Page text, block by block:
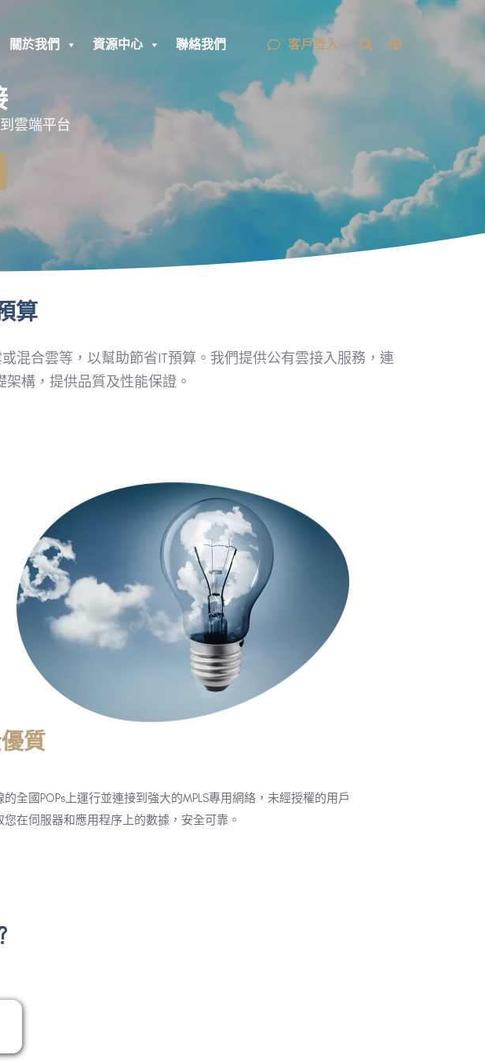
關於我們 資源中心 聯絡我們 客戶登入
雲端平台
算
混合雲等，以幫助節省IT預算。我們提供公有雲接入服務，連
構，提供品質及性能保證。
質
全國POPs上運行並連接到強大的MPLS專用網絡，未經授權的用戶
您在伺服器和應用程序上的數據，安全可靠。